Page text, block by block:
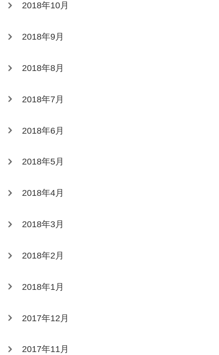
2018年10月
2018年9月
2018年8月
2018年7月
2018年6月
2018年5月
2018年4月
2018年3月
2018年2月
2018年1月
2017年12月
2017年11月